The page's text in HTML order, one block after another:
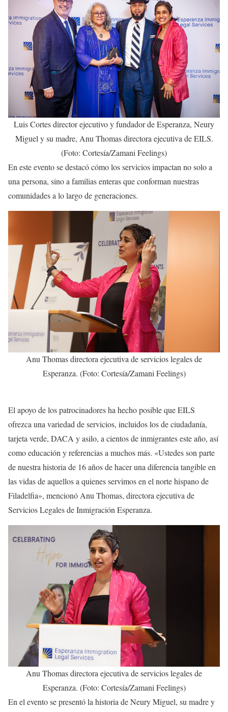
Luis Cortes director ejecutivo y fundador de Esperanza, Neury
Miguel y su madre, Anu Thomas directora ejecutiva de EILS.
(Foto: Cortesía/Zamani Feelings)
En este evento se destacó cómo los servicios impactan no solo a
una persona, sino a familias enteras que conforman nuestras
comunidades a lo largo de generaciones.
Anu Thomas directora ejecutiva de servicios legales de
Esperanza. (Foto: Cortesía/Zamani Feelings)
El apoyo de los patrocinadores ha hecho posible que EILS
ofrezca una variedad de servicios, incluidos los de ciudadanía,
tarjeta verde, DACA y asilo, a cientos de inmigrantes este año, así
como educación y referencias a muchos más. «Ustedes son parte
de nuestra historia de 16 años de hacer una diferencia tangible en
las vidas de aquellos a quienes servimos en el norte hispano de
Filadelfia», mencionó Anu Thomas, directora ejecutiva de
Servicios Legales de Inmigración Esperanza.
Anu Thomas directora ejecutiva de servicios legales de
Esperanza. (Foto: Cortesía/Zamani Feelings)
En el evento se presentó la historia de Neury Miguel, su madre y